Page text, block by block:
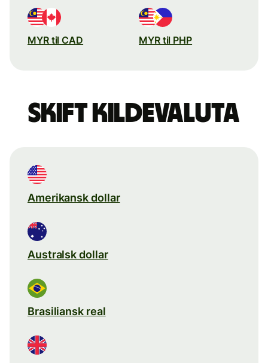
MYR til CAD MYR til PHP
Skift kildevaluta
Amerikansk dollar
Australsk dollar
Brasiliansk real